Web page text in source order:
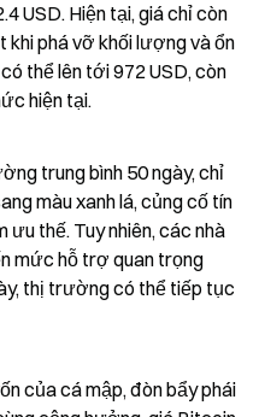
USD. Hiện tại, giá chỉ còn
phá vỡ khối lượng và ổn
thể lên tới 972 USD, còn
hiện tại.
trung bình 50 ngày, chỉ
màu xanh lá, củng cố tín
ưu thế. Tuy nhiên, các nhà
mức hỗ trợ quan trọng
thị trường có thể tiếp tục
của cá mập, đòn bẩy phái